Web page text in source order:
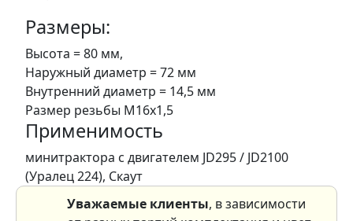
Размеры:
Высота = 80 мм,
Наружный диаметр = 72 мм
Внутренний диаметр = 14,5 мм
Размер резьбы М16х1,5
Применимость
минитрактора с двигателем JD295 / JD2100
(Уралец 224), Скаут
Уважаемые клиенты, в зависимости